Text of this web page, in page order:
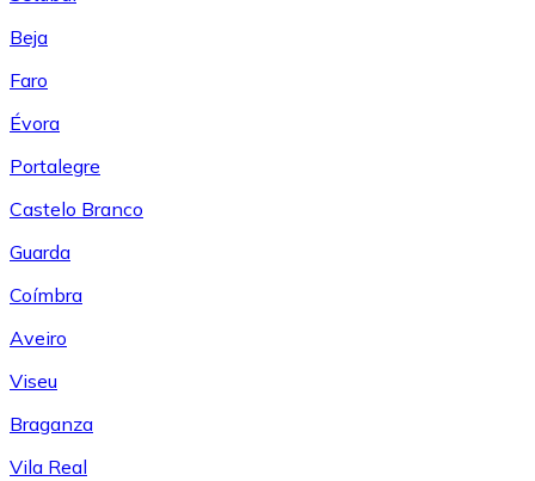
Beja
Faro
Évora
Portalegre
Castelo Branco
Guarda
Coímbra
Aveiro
Viseu
Braganza
Vila Real